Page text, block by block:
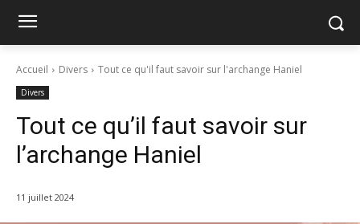
Accueil Divers Tout ce qu'il faut savoir sur l'archange Haniel
Divers
Tout ce qu’il faut savoir sur
l’archange Haniel
11 juillet 2024